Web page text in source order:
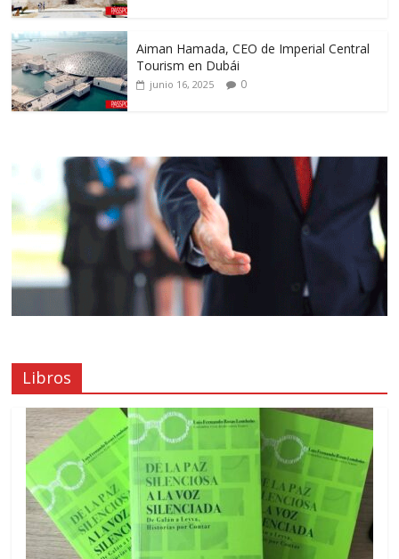
Aiman Hamada, CEO de Imperial Central
Tourism en Dubái
junio 16, 2025 0
Libros